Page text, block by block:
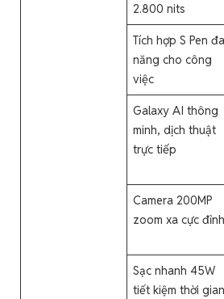
2.800 nits
Tích hợp S Pen đa
năng cho công
việc
Galaxy AI thông
minh, dịch thuật
trực tiếp
Camera 200MP
zoom xa cực đỉnh
Sạc nhanh 45W
tiết kiệm thời gian